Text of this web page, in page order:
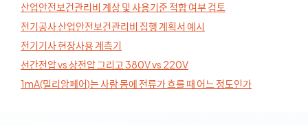
산업안전보건관리비 계상 및 사용기준 적합 여부 검토
전기공사 산업안전보건관리비 집행 계획서 예시
전기기사 현장사용 계측기
선간전압 vs 상전압 그리고 380V vs 220V
1mA(밀리암페어)는 사람 몸에 전류가 흐를 때 어느 정도인가